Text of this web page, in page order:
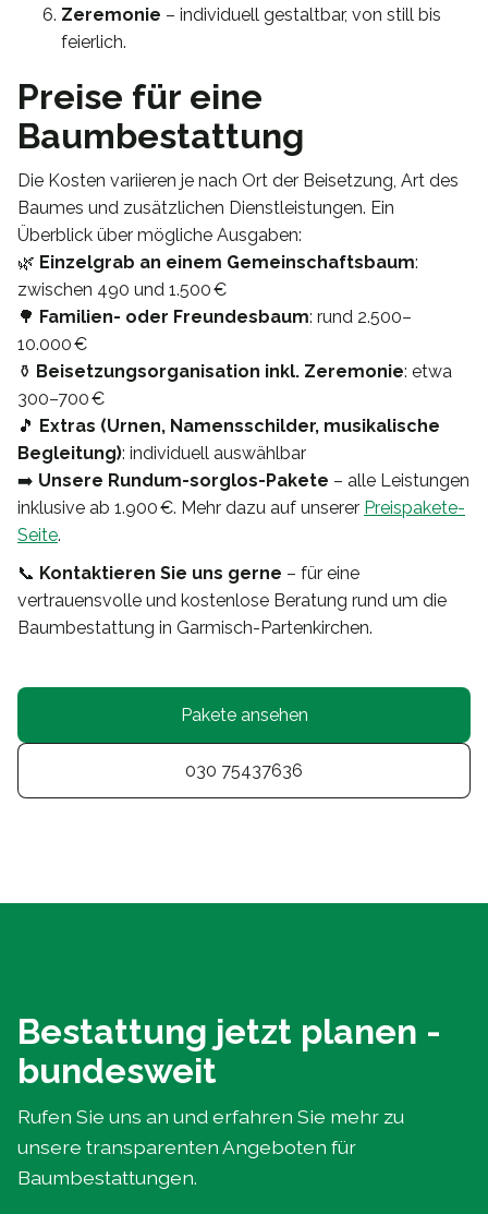
Zeremonie – individuell gestaltbar, von still bis
feierlich.
Preise für eine
Baumbestattung
Die Kosten variieren je nach Ort der Beisetzung, Art des
Baumes und zusätzlichen Dienstleistungen. Ein
Überblick über mögliche Ausgaben:
🌿 Einzelgrab an einem Gemeinschaftsbaum:
zwischen 490 und 1.500 €
🌳 Familien- oder Freundesbaum: rund 2.500–
10.000 €
⚱️ Beisetzungsorganisation inkl. Zeremonie: etwa
300–700 €
🎵 Extras (Urnen, Namensschilder, musikalische
Begleitung): individuell auswählbar
➡️ Unsere Rundum-sorglos-Pakete – alle Leistungen
inklusive ab 1.900 €. Mehr dazu auf unserer Preispakete-
Seite.
📞 Kontaktieren Sie uns gerne – für eine
vertrauensvolle und kostenlose Beratung rund um die
Baumbestattung in Garmisch-Partenkirchen.
Pakete ansehen
030 75437636
Bestattung jetzt planen -
bundesweit
Rufen Sie uns an und erfahren Sie mehr zu
unsere transparenten Angeboten für
Baumbestattungen.